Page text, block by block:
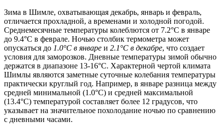
Зима в Шимле, охватывающая декабрь, январь и февраль,
отличается прохладной, а временами и холодной погодой.
Среднемесячные температуры колеблются от 7.2°C в январе
до 9.4°C в феврале. Ночью столбик термометра может
опускаться до 1.0°C в январе и 2.1°C в декабре, что создает
условия для заморозков. Дневные температуры зимой обычно
держатся в диапазоне 13-16°C. Характерной чертой климата
Шимлы являются заметные суточные колебания температуры
практически круглый год. Например, в январе разница между
средней минимальной (1.0°C) и средней максимальной
(13.4°C) температурой составляет более 12 градусов, что
указывает на значительное похолодание ночью по сравнению
с дневными часами.